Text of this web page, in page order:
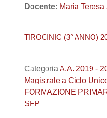
Docente: Maria Teresa
TIROCINIO (3° ANNO)
Categoria A.A. 2019 -
Magistrale a Ciclo
FORMAZIONE
SFP